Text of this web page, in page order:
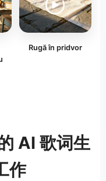
Rugă în pridvor
AI 歌词生
作